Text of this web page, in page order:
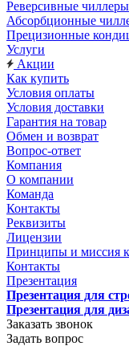
Реверсивные чиллеры
Абсорбционные
Прецизионные
Услуги
Акции
Как купить
Условия оплаты
Условия доставки
Гарантия на товар
Обмен и возврат
Вопрос-ответ
Компания
О компании
Команда
Контакты
Реквизиты
Лицензии
Принципы и миссия
Контакты
Презентация
Презентация для
Презентация для
Заказать звонок
Задать вопрос